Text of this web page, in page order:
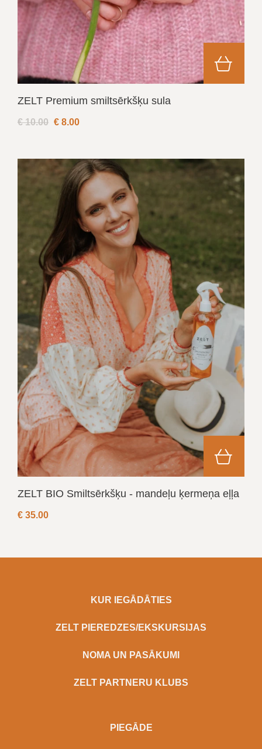
ZELT Premium smiltsērkšķu sula
€ 10.00 € 8.00
ZELT BIO Smiltsērkšķu - mandeļu ķermeņa eļļa
€ 35.00
KUR IEGĀDĀTIES
ZELT PIEREDZES/EKSKURSIJAS
NOMA UN PASĀKUMI
ZELT PARTNERU KLUBS
PIEGĀDE